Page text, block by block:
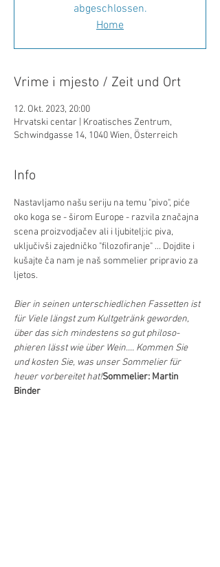
abgeschlossen.
Home
Vrime i mjesto / Zeit und Ort
12. Okt. 2023, 20:00
Hrvatski centar | Kroatisches Zentrum,
Schwindgasse 14, 1040 Wien, Österreich
Info
Nastavljamo našu seriju na temu "pivo", piće
oko koga se - širom Europe - razvila značajna
scena proizvodjačev ali i ljubitelj:ic piva,
uključivši zajedničko "filozofiranje" ... Dojdite i
kušajte ča nam je naš sommelier pripravio za
ljetos.
Bier in seinen unterschiedlichen Fassetten ist
für Viele längst zum Kultgetränk geworden,
über das sich mindestens so gut philoso-
phieren lässt wie über Wein.... Kommen Sie
und kosten Sie, was unser Sommelier für
heuer vorbereitet hat!Sommelier: Martin
Binder